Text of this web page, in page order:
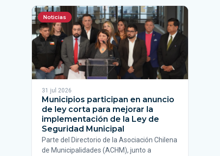
Noticias
31 jul 2026
Municipios participan en anuncio
de ley corta para mejorar la
implementación de la Ley de
Seguridad Municipal
Parte del Directorio de la Asociación Chilena
de Municipalidades (ACHM), junto a